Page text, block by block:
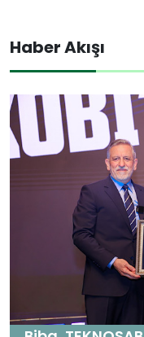
Haber Akışı